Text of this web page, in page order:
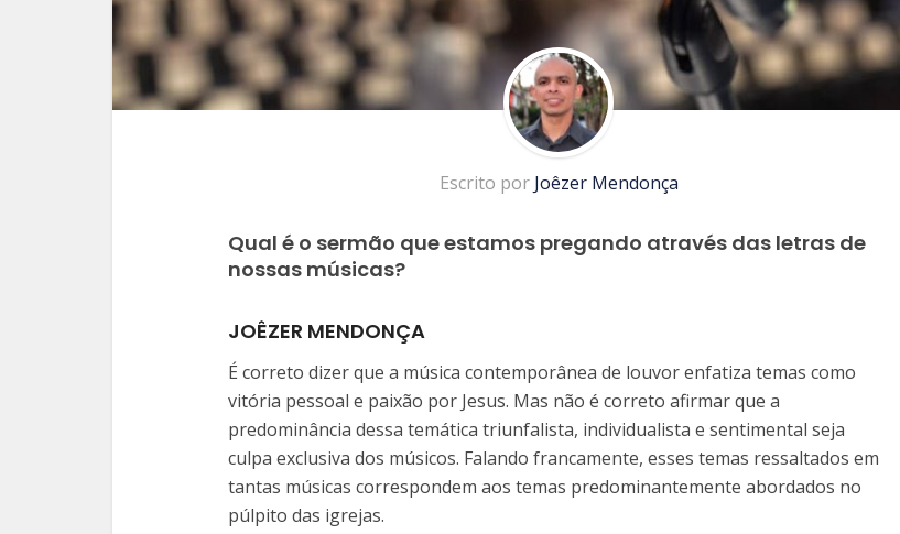
Escrito por Joêzer Mendonça
Qual é o sermão que estamos pregando através das letras de
nossas músicas?
JOÊZER MENDONÇA
É correto dizer que a música contemporânea de louvor enfatiza temas como
vitória pessoal e paixão por Jesus. Mas não é correto afirmar que a
predominância dessa temática triunfalista, individualista e sentimental seja
culpa exclusiva dos músicos. Falando francamente, esses temas ressaltados em
tantas músicas correspondem aos temas predominantemente abordados no
púlpito das igrejas.